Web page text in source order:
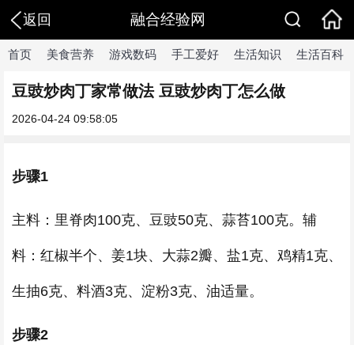
返回 融合经验网
首页 美食营养 游戏数码 手工爱好 生活知识 生活百科
豆豉炒肉丁家常做法 豆豉炒肉丁怎么做
2026-04-24 09:58:05
步骤1
主料：里脊肉100克、豆豉50克、蒜苔100克。辅
料：红椒半个、姜1块、大蒜2瓣、盐1克、鸡精1克、
生抽6克、料酒3克、淀粉3克、油适量。
步骤2